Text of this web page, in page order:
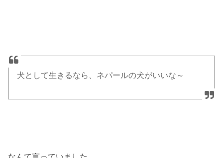
犬として生きるなら、ネパールの犬がいいな～